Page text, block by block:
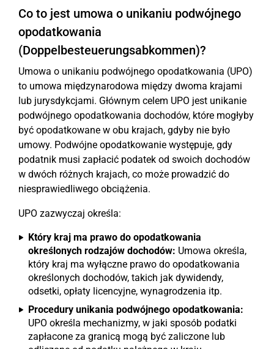
Co to jest umowa o unikaniu podwójnego
opodatkowania
(Doppelbesteuerungsabkommen)?
Umowa o unikaniu podwójnego opodatkowania (UPO)
to umowa międzynarodowa między dwoma krajami
lub jurysdykcjami. Głównym celem UPO jest unikanie
podwójnego opodatkowania dochodów, które mogłyby
być opodatkowane w obu krajach, gdyby nie było
umowy. Podwójne opodatkowanie występuje, gdy
podatnik musi zapłacić podatek od swoich dochodów
w dwóch różnych krajach, co może prowadzić do
niesprawiedliwego obciążenia.
UPO zazwyczaj określa:
Który kraj ma prawo do opodatkowania
określonych rodzajów dochodów: Umowa określa,
który kraj ma wyłączne prawo do opodatkowania
określonych dochodów, takich jak dywidendy,
odsetki, opłaty licencyjne, wynagrodzenia itp.
Procedury unikania podwójnego opodatkowania:
UPO określa mechanizmy, w jaki sposób podatki
zapłacone za granicą mogą być zaliczone lub